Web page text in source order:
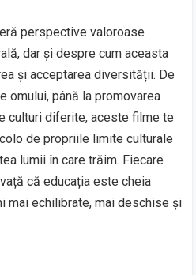
perspective valoroase
dar și despre cum aceasta
și acceptarea diversității. De
omului, până la promovarea
culturi diferite, aceste filme te
de propriile limite culturale
lumii în care trăim. Fiecare
că educația este cheia
mai echilibrate, mai deschise și